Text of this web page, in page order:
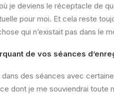
je deviens le réceptacle de
pour moi. Et cela reste
qui n’existait pas dans le
de vos séances
dans des séances avec
dont je me souviendrai toute